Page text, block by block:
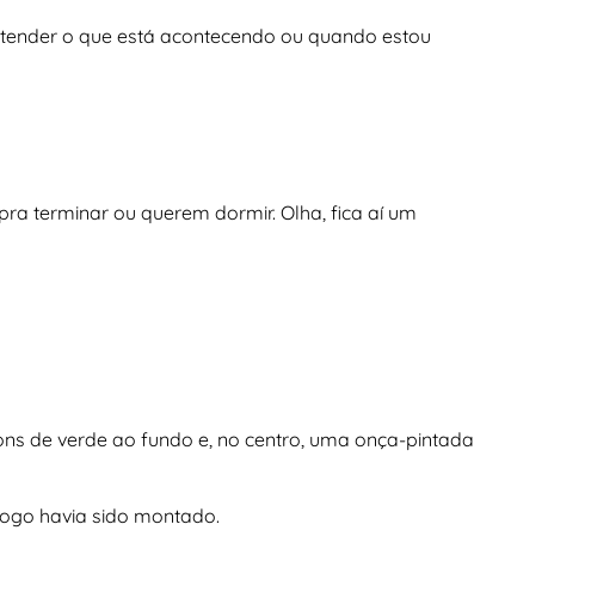
o que está acontecendo ou quando estou
terminar ou querem dormir. Olha, fica aí um
de verde ao fundo e, no centro, uma onça-pintada
havia sido montado.